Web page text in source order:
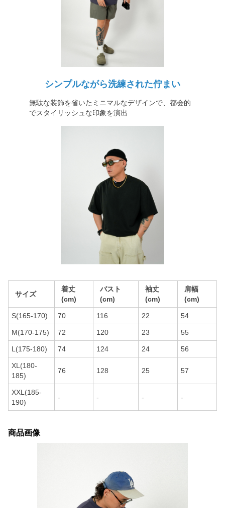
シンプルながら洗練された佇まい
無駄な装飾を省いたミニマルなデザインで、都会的
でスタイリッシュな印象を演出
サイズ
着丈
(cm)
バスト
(cm)
袖丈
(cm)
肩幅
(cm)
S(165-170) 70 116 22 54
M(170-175) 72 120 23 55
L(175-180) 74 124 24 56
XL(180-
185)
76 128 25 57
XXL(185-
190)
- - - -
商品画像